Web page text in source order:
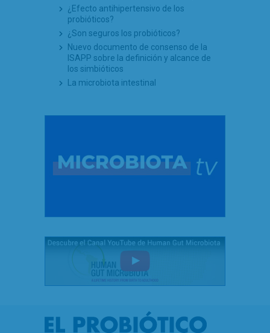
¿Efecto antihipertensivo de los
probióticos?
¿Son seguros los probióticos?
Nuevo documento de consenso de la
ISAPP sobre la definición y alcance de
los simbióticos
La microbiota intestinal